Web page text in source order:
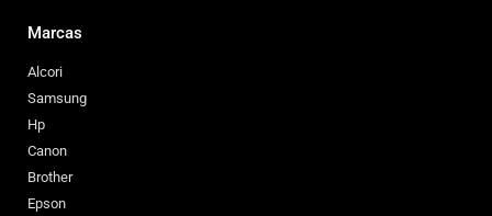
Marcas
Alcori
Samsung
Hp
Canon
Brother
Epson